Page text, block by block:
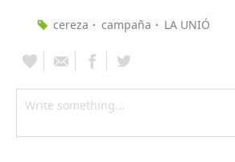
cereza campaña LA UNIÓ